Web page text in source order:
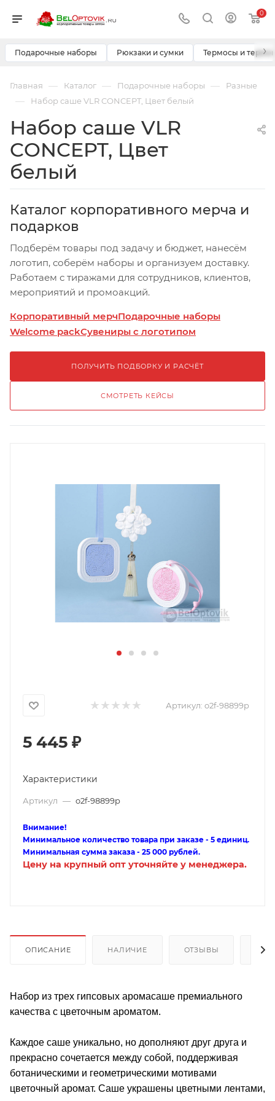
0
Подарочные наборы Рюкзаки и сумки Термосы и ›
Главная — Каталог — Подарочные наборы — Разные
— Набор саше VLR CONCEPT, Цвет белый
Набор саше VLR
CONCEPT, Цвет
белый
Каталог корпоративного мерча и
подарков
Подберём товары под задачу и бюджет, нанесём
логотип, соберём наборы и организуем доставку.
Работаем с тиражами для сотрудников, клиентов,
мероприятий и промоакций.
Корпоративный мерчПодарочные наборы
Welcome packСувениры с логотипом
ПОЛУЧИТЬ ПОДБОРКУ И РАСЧЁТ
СМОТРЕТЬ КЕЙСЫ
Артикул: o2f-98899p
5 445 ₽
Характеристики
Артикул — o2f-98899p
Внимание!
Минимальное количество товара при заказе - 5 единиц.
Минимальная сумма заказа - 25 000 рублей.
Цену на крупный опт уточняйте у менеджера.
ОПИСАНИЕ НАЛИЧИЕ ОТЗЫВЫ
Набор из трех гипсовых аромасаше премиального
качества с цветочным ароматом.
Каждое саше уникально, но дополняют друг друга и
прекрасно сочетается между собой, поддерживая
ботаническими и геометрическими мотивами
цветочный аромат. Саше украшены цветными лентами,